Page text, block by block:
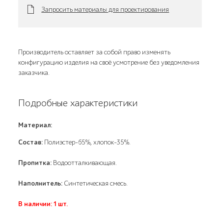
Запросить материалы для проектирования
Производитель оставляет за собой право изменять
конфигурацию изделия на своё усмотрение без уведомления
заказчика.
Подробные характеристики
Материал:
Состав: Полиэстер-65%, хлопок-35%.
Пропитка: Водоотталкивающая.
Наполнитель: Синтетическая смесь.
В наличии: 1 шт.